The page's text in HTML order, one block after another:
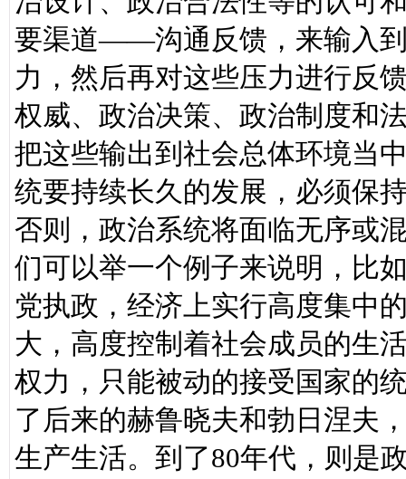
要渠道——沟通反馈，来输入
力，然后再对这些压力进行反
权威、政治决策、政治制度和
把这些输出到社会总体环境当
统要持续长久的发展，必须保
否则，政治系统将面临无序或
们可以举一个例子来说明，比
党执政，经济上实行高度集中
大，高度控制着社会成员的生
权力，只能被动的接受国家的
了后来的赫鲁晓夫和勃日涅夫
生产生活。到了80年代，则是